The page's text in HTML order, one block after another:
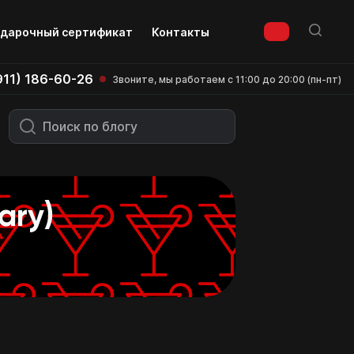
сертификат Контакты
186-60-26 Звоните, мы работаем с 11:00 до 20:00 (пн-пт)